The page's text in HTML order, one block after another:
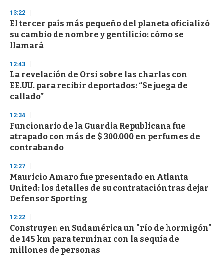
d
s
13:22
El tercer país más pequeño del planeta oficializó
su cambio de nombre y gentilicio: cómo se
llamará
12:43
La revelación de Orsi sobre las charlas con
EE.UU. para recibir deportados: “Se juega de
callado”
12:34
Funcionario de la Guardia Republicana fue
atrapado con más de $ 300.000 en perfumes de
contrabando
12:27
Mauricio Amaro fue presentado en Atlanta
United: los detalles de su contratación tras dejar
Defensor Sporting
12:22
Construyen en Sudamérica un "río de hormigón"
de 145 km para terminar con la sequía de
millones de personas